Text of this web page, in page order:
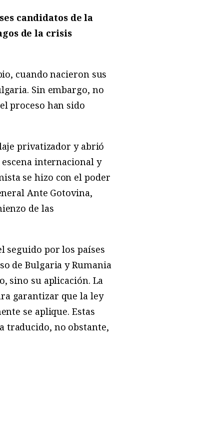
candidatos de la
de la crisis
cuando nacieron sus
Sin embargo, no
proceso han sido
privatizador y abrió
internacional y
se hizo con el poder
Ante Gotovina,
de las
seguido por los países
de Bulgaria y Rumania
sino su aplicación. La
garantizar que la ley
se aplique. Estas
traducido, no obstante,